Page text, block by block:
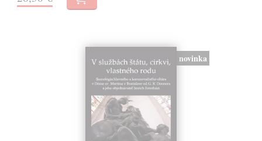
novinka